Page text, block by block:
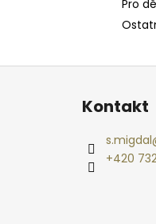
Pro
Z
Kontakt
s.migdal
+420